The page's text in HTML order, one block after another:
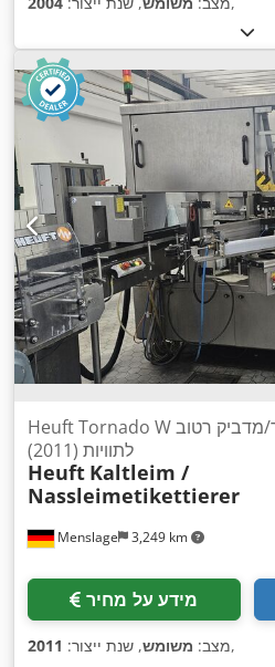
Menslage 3,249 km
Heuft Tornado W מדביק קר/מדביק רטוב
לתוויות (2011)
Heuft Kaltleim /
Nassleimetikettierer
מידע על מחיר
מצב: משומש, שנת ייצור: 2011 ,